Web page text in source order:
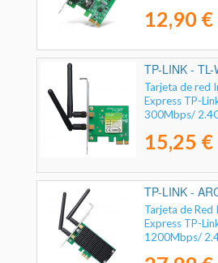
12,90 €
TP-LINK -
Tarjeta de red
Express TP-
300Mbps/
15,25 €
TP-LINK -
Tarjeta de Red
Express TP-
1200Mbps/